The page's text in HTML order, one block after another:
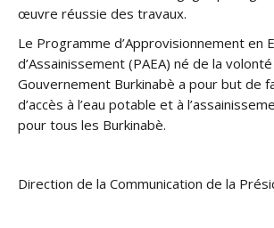
œuvre réussie des travaux.
Le Programme d’Approvisionnement en
d’Assainissement (PAEA) né de la
Gouvernement Burkinabè a pour but de
d’accès à l’eau potable et à
pour tous les Burkinabè.
Direction de la Communication de la